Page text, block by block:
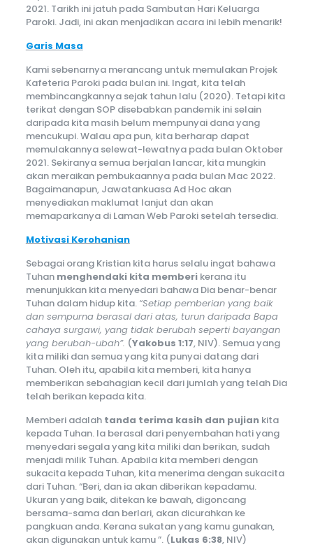
2021. Tarikh ini jatuh pada Sambutan Hari Keluarga
Paroki. Jadi, ini akan menjadikan acara ini lebih menarik!
Garis Masa
Kami sebenarnya merancang untuk memulakan Projek
Kafeteria Paroki pada bulan ini. Ingat, kita telah
membincangkannya sejak tahun lalu (2020). Tetapi kita
terikat dengan SOP disebabkan pandemik ini selain
daripada kita masih belum mempunyai dana yang
mencukupi. Walau apa pun, kita berharap dapat
memulakannya selewat-lewatnya pada bulan Oktober
2021. Sekiranya semua berjalan lancar, kita mungkin
akan meraikan pembukaannya pada bulan Mac 2022.
Bagaimanapun, Jawatankuasa Ad Hoc akan
menyediakan maklumat lanjut dan akan
memaparkanya di Laman Web Paroki setelah tersedia.
Motivasi Kerohanian
Sebagai orang Kristian kita harus selalu ingat bahawa
Tuhan menghendaki kita memberikerana itu
menunjukkan kita menyedari bahawa Dia benar-benar
Tuhan dalam hidup kita. “Setiap pemberian yang baik
dan sempurna berasal dari atas, turun daripada Bapa
cahaya surgawi, yang tidak berubah seperti bayangan
yang berubah-ubah”. (Yakobus 1:17, NIV). Semua yang
kita miliki dan semua yang kita punyai datang dari
Tuhan. Oleh itu, apabila kita memberi, kita hanya
memberikan sebahagian kecil dari jumlah yang telah Dia
telah berikan kepada kita.
Memberi adalah tanda terima kasih dan pujiankita
kepada Tuhan. Ia berasal dari penyembahan hati yang
menyedari segala yang kita miliki dan berikan, sudah
menjadi milik Tuhan. Apabila kita memberi dengan
sukacita kepada Tuhan, kita menerima dengan sukacita
dari Tuhan. “Beri, dan ia akan diberikan kepadamu.
Ukuran yang baik, ditekan ke bawah, digoncang
bersama-sama dan berlari, akan dicurahkan ke
pangkuan anda. Kerana sukatan yang kamu gunakan,
akan digunakan untuk kamu ”. (Lukas 6:38, NIV)